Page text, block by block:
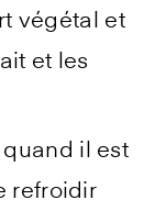
végétal et
et les
il est
refroidir